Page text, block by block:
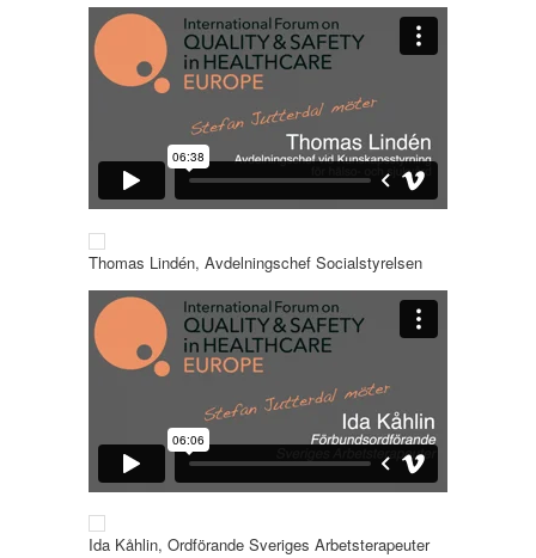
Thomas Lindén, Avdelningschef Socialstyrelsen
Ida Kåhlin, Ordförande Sveriges Arbetsterapeuter